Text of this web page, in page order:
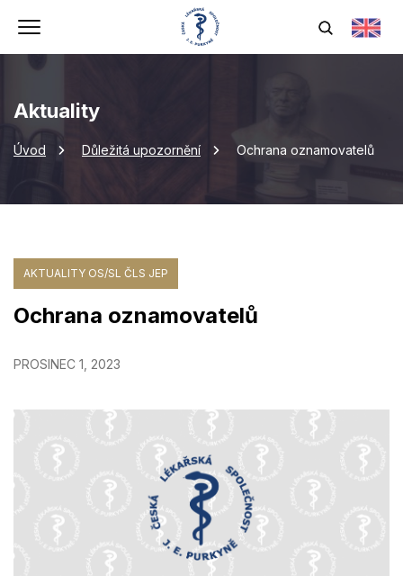
Aktuality
Úvod Důležitá upozornění Ochrana oznamovatelů
AKTUALITY OS/SL ČLS JEP
Ochrana oznamovatelů
PROSINEC 1, 2023